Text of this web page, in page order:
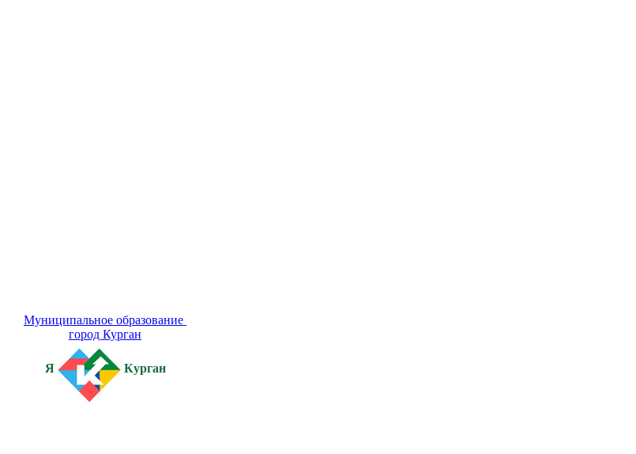
Муниципальное образование
город Курган
Я Курган